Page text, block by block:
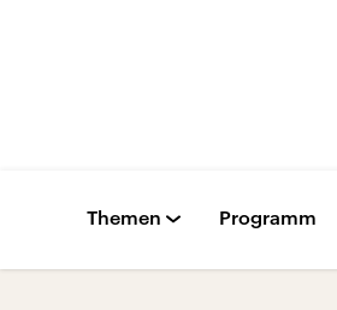
Themen Programm